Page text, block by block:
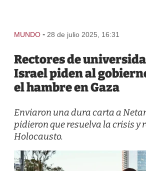
MUNDO - 28 de julio 2025, 16:31
Rectores de
Israel piden al
el hambre en Gaza
Enviaron una dura carta a
pidieron que resuelva la crisis y
Holocausto.